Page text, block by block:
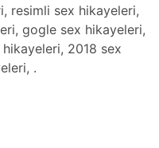
resimli sex hikayeleri,
gogle sex hikayeleri,
2018 sex
.